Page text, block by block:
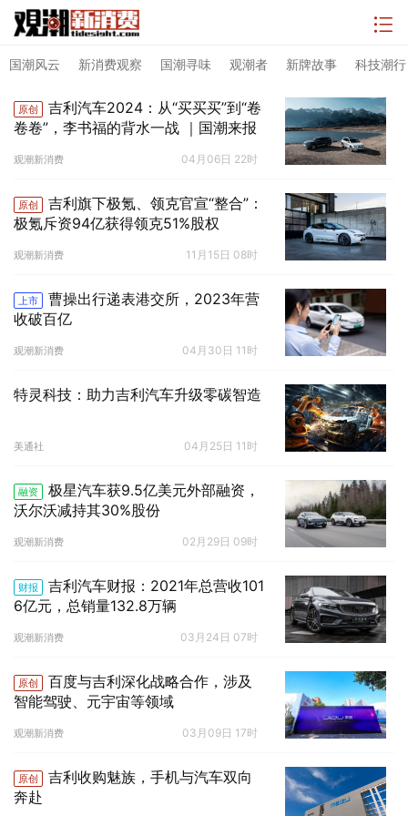
国潮风云 新消费观察 国潮寻味 观潮者 新牌故事 科技潮行
原创
吉利汽车2024：从“买买买”到“卷
卷卷”，李书福的背水一战 ｜国潮来报
观潮新消费 04月06日 22时
原创
吉利旗下极氪、领克官宣“整合”：
极氪斥资94亿获得领克51%股权
观潮新消费 11月15日 08时
上市
曹操出行递表港交所，2023年营
收破百亿
观潮新消费 04月30日 11时
特灵科技：助力吉利汽车升级零碳智造
美通社 04月25日 11时
融资
极星汽车获9.5亿美元外部融资，
沃尔沃减持其30%股份
观潮新消费 02月29日 09时
财报
吉利汽车财报：2021年总营收101
6亿元，总销量132.8万辆
观潮新消费 03月24日 07时
原创
百度与吉利深化战略合作，涉及
智能驾驶、元宇宙等领域
观潮新消费 03月09日 17时
原创
吉利收购魅族，手机与汽车双向
奔赴